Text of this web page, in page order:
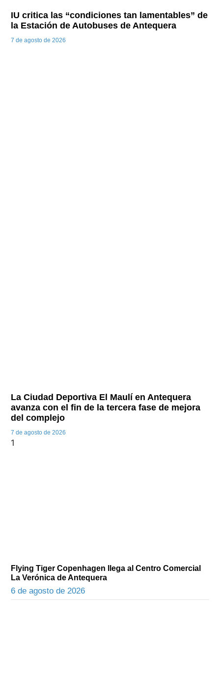
IU critica las “condiciones tan lamentables” de
la Estación de Autobuses de Antequera
7 de agosto de 2026
La Ciudad Deportiva El Maulí en Antequera
avanza con el fin de la tercera fase de mejora
del complejo
7 de agosto de 2026
Flying Tiger Copenhagen llega al Centro Comercial
La Verónica de Antequera
6 de agosto de 2026